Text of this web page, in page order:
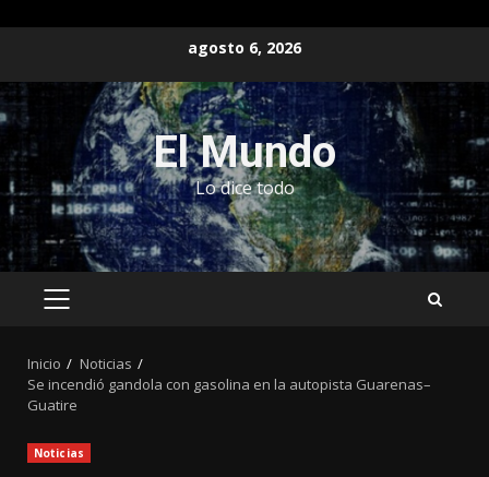
contenido
agosto 6, 2026
El Mundo
Lo dice todo
MENÚ
Inicio
Noticias
Se incendió gandola con gasolina en la autopista Guarenas–
Guatire
Noticias